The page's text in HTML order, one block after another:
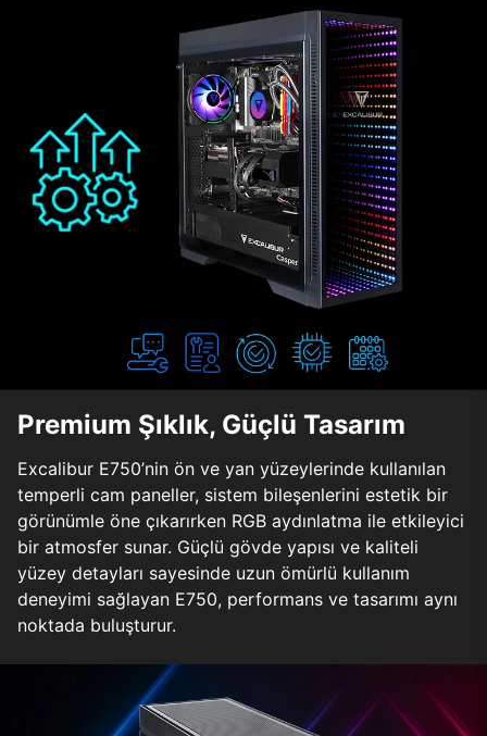
Premium Şıklık, Güçlü Tasarım
Excalibur E750’nin ön ve yan yüzeylerinde kullanılan
temperli cam paneller, sistem bileşenlerini estetik bir
görünümle öne çıkarırken RGB aydınlatma ile etkileyici
bir atmosfer sunar. Güçlü gövde yapısı ve kaliteli
yüzey detayları sayesinde uzun ömürlü kullanım
deneyimi sağlayan E750, performans ve tasarımı aynı
noktada buluşturur.